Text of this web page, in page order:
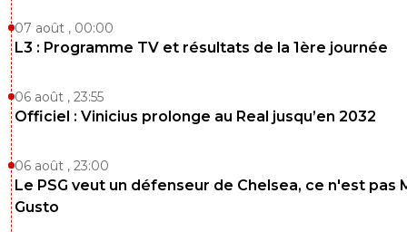
07 août , 00:00
L3 : Programme TV et résultats de la 1ère journée
06 août , 23:55
Officiel : Vinicius prolonge au Real jusqu’en 2032
06 août , 23:00
Le PSG veut un défenseur de Chelsea, ce n'est pas
Gusto